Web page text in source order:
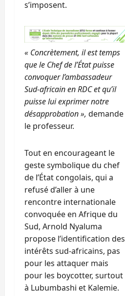
s’imposent.
« Concrètement, il est temps
que le Chef de l’État puisse
convoquer l’ambassadeur
Sud-africain en RDC et qu’il
puisse lui exprimer notre
désapprobation », demande
le professeur.
Tout en encourageant le
geste symbolique du chef
de l’État congolais, qui a
refusé d’aller à une
rencontre internationale
convoquée en Afrique du
Sud, Arnold Nyaluma
propose l’identification des
intérêts sud-africains, pas
pour les attaquer mais
pour les boycotter, surtout
à Lubumbashi et Kalemie.